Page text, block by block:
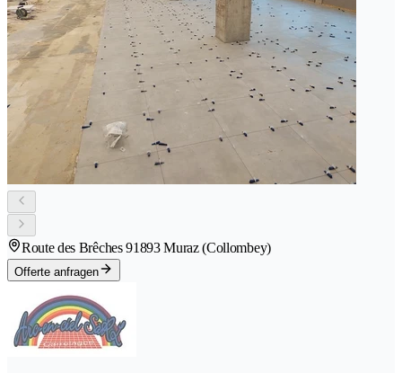
Route des Brêches 91893 Muraz (Collombey)
Offerte anfragen